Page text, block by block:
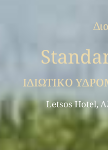
ΙΔΙΩΤΙΚΟ
Letsos Hotel,